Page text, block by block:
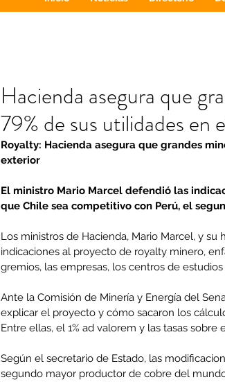
Hacienda asegura que
79% de sus utilidades en
Royalty: Hacienda asegura que grandes
exterior
El ministro Mario Marcel defendió las
que Chile sea competitivo con Perú, el
Los ministros de Hacienda, Mario Marcel, y
indicaciones al proyecto de royalty minero,
gremios, las empresas, los centros de
Ante la Comisión de Minería y Energía del
explicar el proyecto y cómo sacaron los
Entre ellas, el 1% ad valorem y las tasas
Según el secretario de Estado, las
segundo mayor productor de cobre del